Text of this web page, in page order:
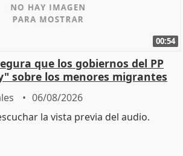
00:54
que los gobiernos del PP
sobre los menores migrantes
06/08/2026